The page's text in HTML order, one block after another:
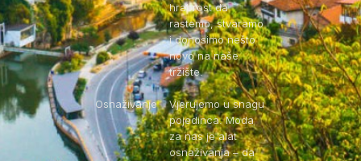
hrabrost da
rastemo, stvaramo
i donosimo nešto
novo na naše
tržište.
Osnaživanje
Vjerujemo u snagu
pojedinca. Moda
za nas je alat
osnaživanja – da